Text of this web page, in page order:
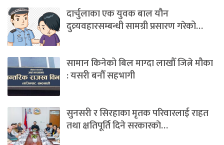
दार्चुलाका एक युवक बाल यौन
दुव्र्यवहारसम्बन्धी सामग्री प्रसारण गरेको…
सामान किनेको बिल माग्दा लाखौँ जित्ने मौका
: यसरी बनौँ सहभागी
सुनसरी र सिरहाका मृतक परिवारलाई राहत
तथा क्षतिपूर्ति दिने सरकारकाे…